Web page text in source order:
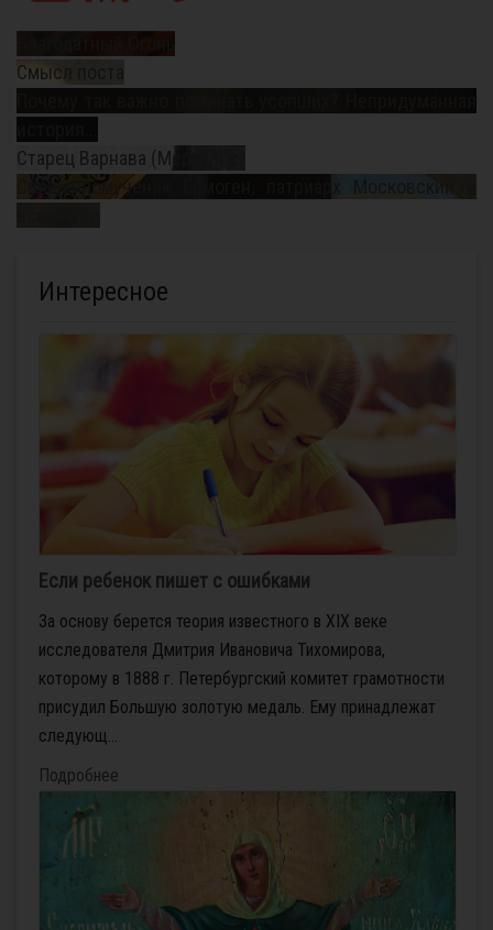
Смысл поста
Старец Варнава (Меркулов)
Священномученик Ермоген, патриарх Московский и
Интересное
Если ребенок пишет с ошибками
За основу берется теория известного в XIX веке
исследователя Дмитрия Ивановича Тихомирова,
которому в 1888 г. Петербургский комитет грамотности
присудил Большую золотую медаль. Ему принадлежат
следующ...
Подробнее